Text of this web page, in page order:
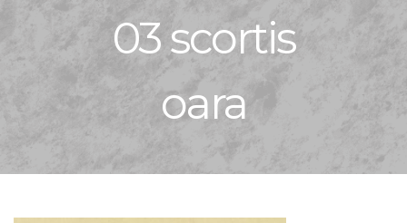
03 scortis
oara